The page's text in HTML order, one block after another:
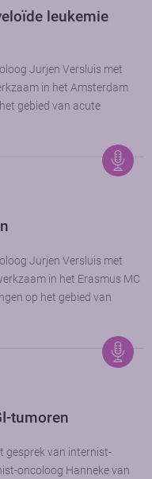
leukemie
Jurjen Versluis met
in het Amsterdam
gebied van acute
Jurjen Versluis met
in het Erasmus MC
op het gebied van
tumoren
gesprek van internist-
oncoloog Hanneke van